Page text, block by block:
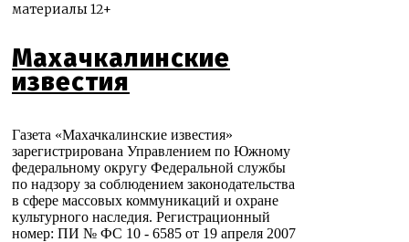
материалы 12+
Махачкалинские
известия
Газета «Махачкалинские известия»
зарегистрирована Управлением по Южному
федеральному округу Федеральной службы
по надзору за соблюдением законодательства
в сфере массовых коммуникаций и охране
культурного наследия. Регистрационный
номер: ПИ № ФС 10 - 6585 от 19 апреля 2007